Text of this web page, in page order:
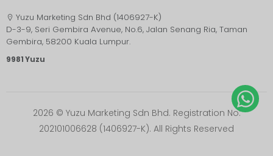
Yuzu Marketing Sdn Bhd (1406927-K)
D-3-9, Seri Gembira Avenue, No.6, Jalan Senang Ria, Taman
9981 Yuzu
2026 © Yuzu Marketing Sdn Bhd. Registration No:
202101006628 (1406927-K). All Rights Reserved